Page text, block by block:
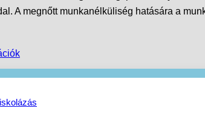
A megnőtt munkanélküliség hatására a